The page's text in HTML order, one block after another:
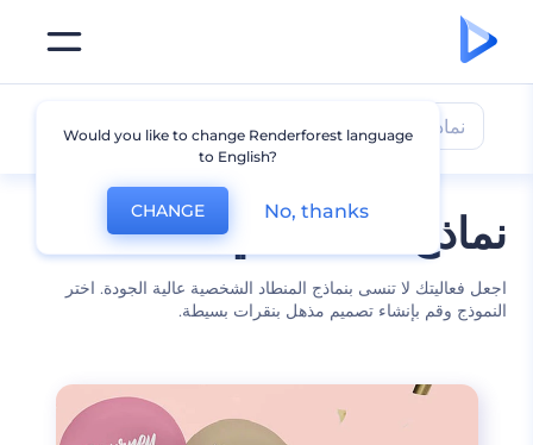
نماذج منطاد لأي فعاليات
اجعل فعاليتك لا تنسى بنماذج المنطاد الشخصية عالية الجودة. اختر
النموذج وقم بإنشاء تصميم مذهل بنقرات بسيطة.
نماذج المنطادWould you like to change Renderforest language
to English?
CHANGE No, thanks